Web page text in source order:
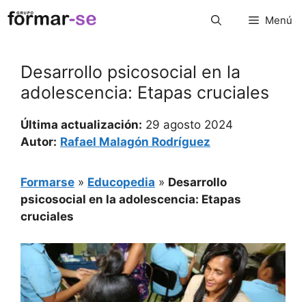
Saltar
al
Menú
Desarrollo psicosocial en la
adolescencia: Etapas cruciales
Última actualización: 29 agosto 2024
Autor: Rafael Malagón Rodríguez
Formarse » Educopedia » Desarrollo
psicosocial en la adolescencia: Etapas
cruciales